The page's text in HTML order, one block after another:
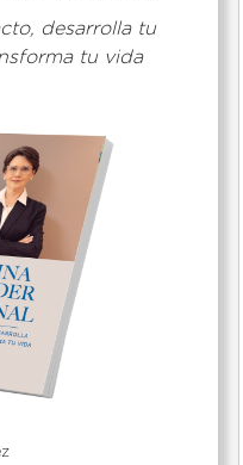
desarrolla tu
tu vida